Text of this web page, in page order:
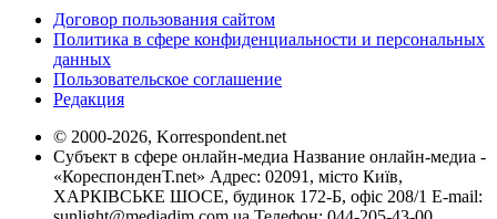
Договор пользования сайтом
Политика в сфере конфиденциальности и персональных
данных
Пользовательское соглашение
Редакция
© 2000-2026, Korrespondent.net
Субъект в сфере онлайн-медиа Название онлайн-медиа -
«КореспонденТ.net» Адрес: 02091, місто Київ,
ХАРКІВСЬКЕ ШОСЕ, будинок 172-Б, офіс 208/1 E-mail: